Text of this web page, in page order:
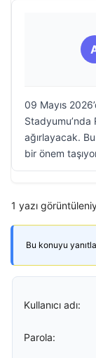
09 Mayıs
Stadyumu’nda
ağırlayacak.
bir önem
1 yazı
Bu konuyu
Kullanıcı adı:
Parola: